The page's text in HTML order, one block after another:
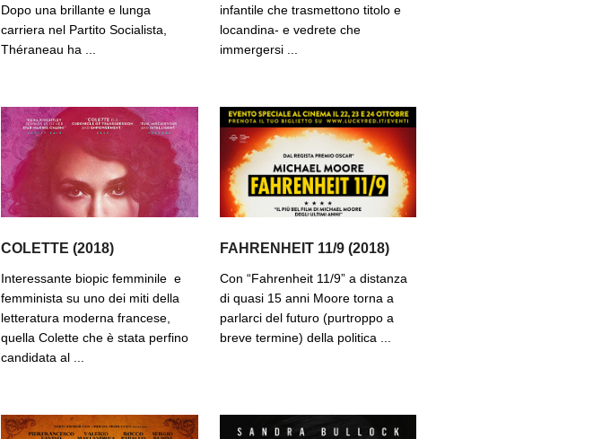
Dopo una brillante e lunga
carriera nel Partito Socialista,
Théraneau ha ...
infantile che trasmettono titolo e
locandina- e vedrete che
immergersi ...
COLETTE (2018)
Interessante biopic femminile e
femminista su uno dei miti della
letteratura moderna francese,
quella Colette che è stata perfino
candidata al ...
FAHRENHEIT 11/9 (2018)
Con “Fahrenheit 11/9” a distanza
di quasi 15 anni Moore torna a
parlarci del futuro (purtroppo a
breve termine) della politica ...